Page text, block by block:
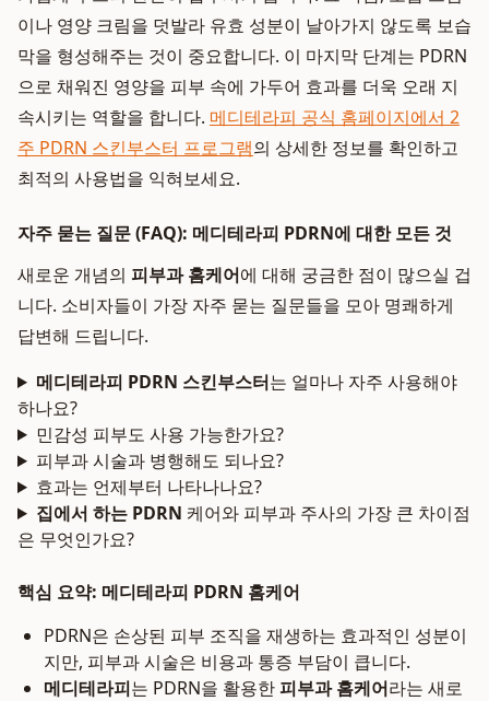
이나 영양 크림을 덧발라 유효 성분이 날아가지 않도록 보습
막을 형성해주는 것이 중요합니다. 이 마지막 단계는 PDRN
으로 채워진 영양을 피부 속에 가두어 효과를 더욱 오래 지
속시키는 역할을 합니다. 메디테라피 공식 홈페이지에서 2
주 PDRN 스킨부스터 프로그램의 상세한 정보를 확인하고
최적의 사용법을 익혀보세요.
자주 묻는 질문 (FAQ): 메디테라피 PDRN에 대한 모든 것
새로운 개념의 피부과 홈케어에 대해 궁금한 점이 많으실 겁
니다. 소비자들이 가장 자주 묻는 질문들을 모아 명쾌하게
답변해 드립니다.
메디테라피 PDRN 스킨부스터는 얼마나 자주 사용해야
하나요?
민감성 피부도 사용 가능한가요?
피부과 시술과 병행해도 되나요?
효과는 언제부터 나타나나요?
집에서 하는 PDRN 케어와 피부과 주사의 가장 큰 차이점
은 무엇인가요?
핵심 요약: 메디테라피 PDRN 홈케어
PDRN은 손상된 피부 조직을 재생하는 효과적인 성분이
지만, 피부과 시술은 비용과 통증 부담이 큽니다.
메디테라피는 PDRN을 활용한피부과 홈케어라는 새로